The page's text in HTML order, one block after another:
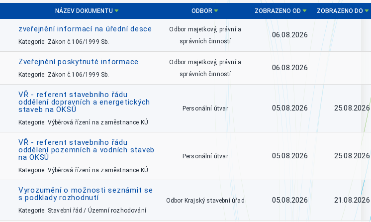
NÁZEV DOKUMENTU ODBOR ZOBRAZENO OD ZOBRAZENO DO
zveřejnění informací na úřední desce
Kategorie: Zákon č.106/1999 Sb.
Odbor majetkový, právní a
správních činností
06.08.2026
Zveřejnění poskytnuté informace
Kategorie: Zákon č.106/1999 Sb.
Odbor majetkový, právní a
správních činností
06.08.2026
VŘ - referent stavebního řádu
oddělení dopravních a energetických
staveb na OKSÚ
Kategorie: Výběrová řízení na zaměstnance KÚ
Personální útvar 05.08.2026 25.08.2026
VŘ - referent stavebního řádu
oddělení pozemních a vodních staveb
na OKSÚ
Kategorie: Výběrová řízení na zaměstnance KÚ
Personální útvar 05.08.2026 25.08.2026
Vyrozumění o možnosti seznámit se
s podklady rozhodnutí
Kategorie: Stavební řád / Územní rozhodování
Odbor Krajský stavební úřad 05.08.2026 21.08.2026